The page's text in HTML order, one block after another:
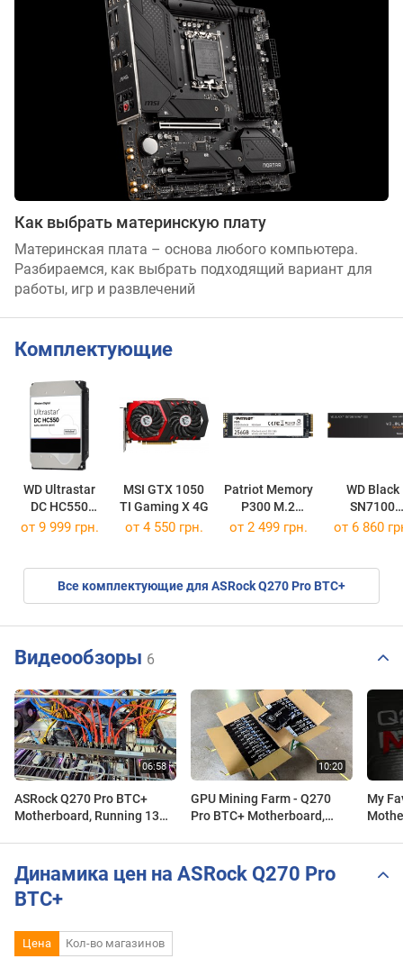
Как выбрать материнскую плату
Материнская плата – основа любого компьютера.
Разбираемся, как выбрать подходящий вариант для
работы, игр и развлечений
Комплектующие
WD Ultrastar
DC HC550
WUH721818ALE6L4
MSI GTX 1050
TI Gaming X 4G
Patriot Memory
P300 M.2
P300P256GM28
WD Black
SN7100
от 9 999 грн. от 4 550 грн. от 2 499 грн. от 6 860
Все комплектующие для ASRock Q270 Pro BTC+
Видеообзоры 6
ASRock Q270 Pro BTC+
Motherboard, Running 13
GPU Mining Farm - Q270
Pro BTC+ Motherboard,
My
Динамика цен на ASRock Q270 Pro
BTC+
Цена Кол-во магазинов